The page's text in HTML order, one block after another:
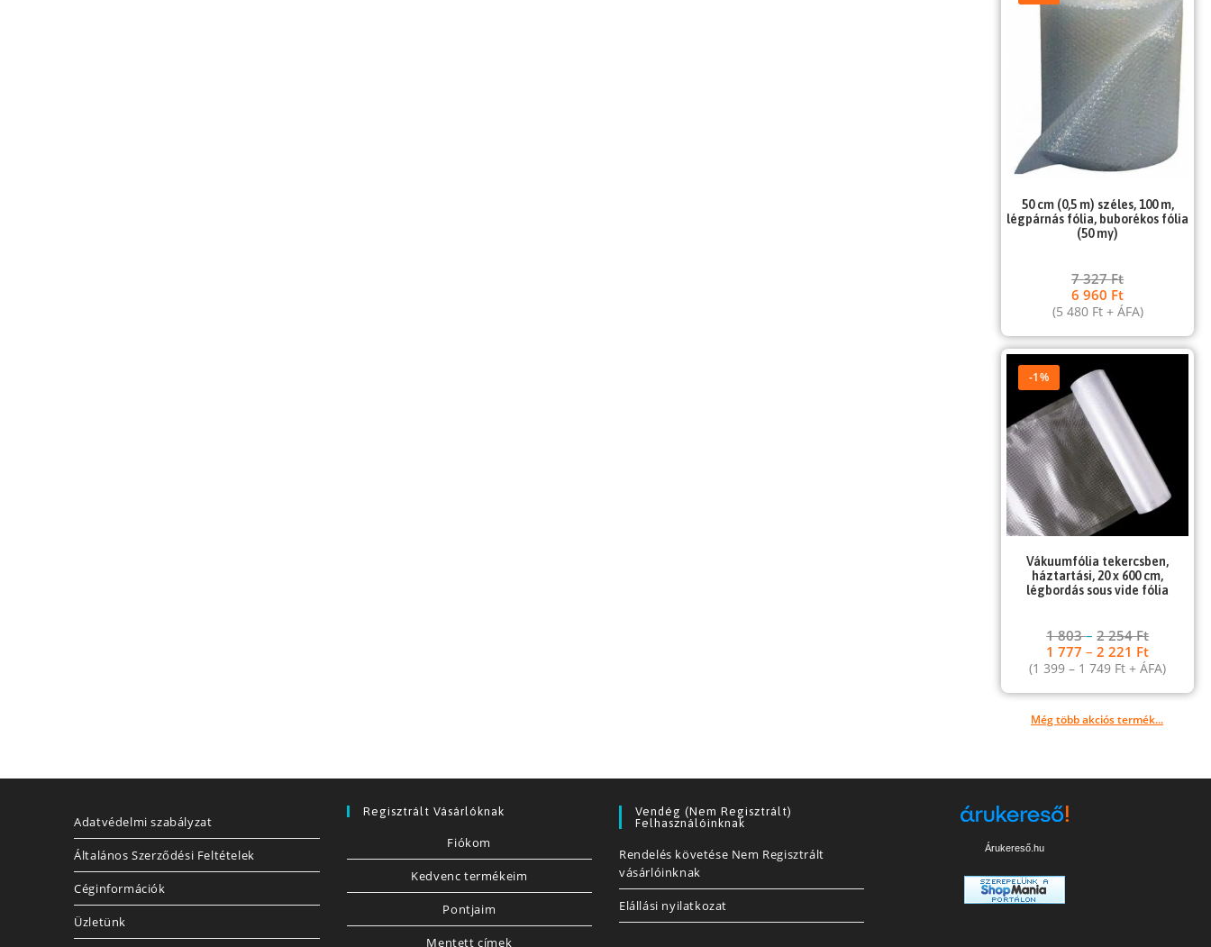
50 cm (0,5 m) széles, 100 m,
légpárnás fólia, buborékos fólia
(50 my)
7 327Ft
6 960 Ft
(5 480 Ft+ ÁFA)
-1%
Vákuumfólia tekercsben,
háztartási, 20 x 600 cm,
légbordás sous vide fólia
1 803–2 254Ft
1 777–2 221 Ft
(1 399– 1 749 Ft + ÁFA)
Még több akciós termék...
Adatvédelmi szabályzat
Általános Szerződési Feltételek
Céginformációk
Üzletünk
Regisztrált Vásárlóknak
Fiókom
Kedvenc termékeim
Pontjaim
Mentett címek
Vendég (nem Regisztrált)
Felhasználóinknak
Rendelés követése Nem Regisztrált
vásárlóinknak
Elállási nyilatkozat
Árukereső.hu